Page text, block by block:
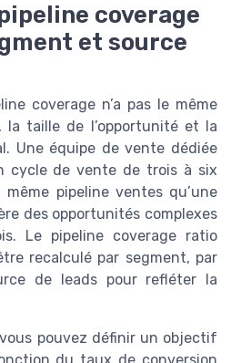
coverage
et source
coverage n’a pas le même
la taille de l’opportunité et la
Une équipe de vente dédiée
cycle de vente de trois à six
même pipeline ventes qu’une
des opportunités complexes
Le pipeline coverage ratio
recalculé par segment, par
de leads pour refléter la
pouvez définir un objectif